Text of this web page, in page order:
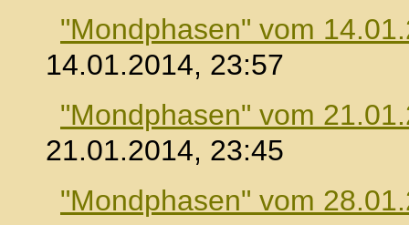
"Mondphasen" vom
14.01.2014, 23:57
"Mondphasen" vom
21.01.2014, 23:45
"Mondphasen" vom